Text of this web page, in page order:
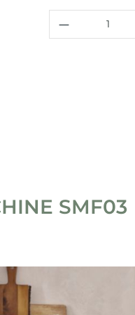
Produkt
SMF03